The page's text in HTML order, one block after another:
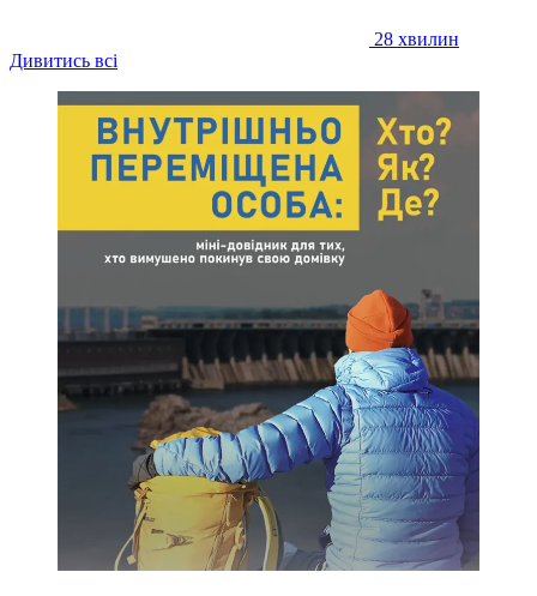
28 хвилин
Дивитись всі